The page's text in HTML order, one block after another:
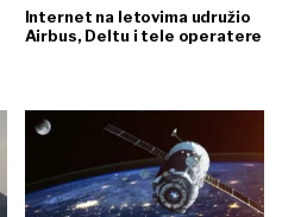
Internet na letovima udružio
Airbus, Deltu i tele operatere